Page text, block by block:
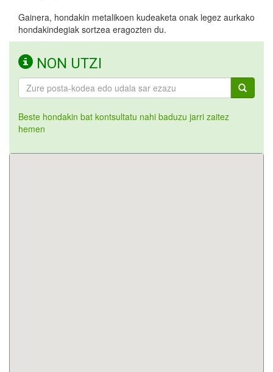
Gainera, hondakin metalikoen kudeaketa onak legez aurkako
hondakindegiak sortzea eragozten du.
NON UTZI
Beste hondakin bat kontsultatu nahi baduzu jarri zaitez
hemen